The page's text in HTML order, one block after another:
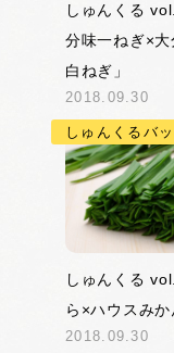
しゅんくる
分味一ねぎ×大
白ねぎ」
2018.09.30
しゅんくる
ら×ハウスみか
2018.09.30